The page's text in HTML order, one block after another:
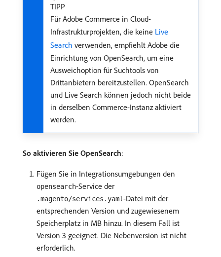
TIPP
Für Adobe Commerce in Cloud-
Infrastrukturprojekten, die keine Live
Search verwenden, empfiehlt Adobe die
Einrichtung von OpenSearch, um eine
Ausweichoption für Suchtools von
Drittanbietern bereitzustellen. OpenSearch
und Live Search können jedoch nicht beide
in derselben Commerce-Instanz aktiviert
werden.
So aktivieren Sie OpenSearch:
Fügen Sie in Integrationsumgebungen den
opensearch-Service der
.magento/services.yaml-Datei mit der
entsprechenden Version und zugewiesenem
Speicherplatz in MB hinzu. In diesem Fall ist
Version 3 geeignet. Die Nebenversion ist nicht
erforderlich.